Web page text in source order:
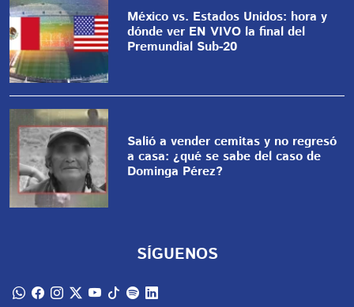
México vs. Estados Unidos: hora y
dónde ver EN VIVO la final del
Premundial Sub-20
Salió a vender cemitas y no regresó
a casa: ¿qué se sabe del caso de
Dominga Pérez?
SÍGUENOS